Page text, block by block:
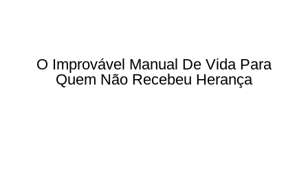
O Improvável Manual De Vida Para
Quem Não Recebeu Herança